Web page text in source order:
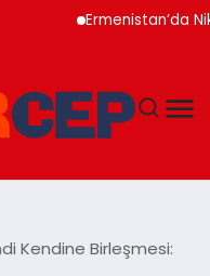
Ermenistan’da Nikol
Kendine Birleşmesi: